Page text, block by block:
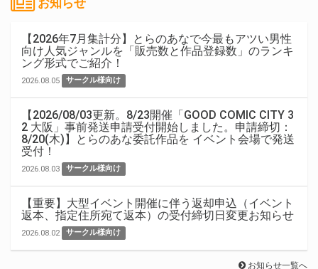
【2026年7月集計分】とらのあなで今最もアツい男性
向け人気ジャンルを「販売数と作品登録数」のランキ
ング形式でご紹介！
2026.08.05 サークル様向け
【2026/08/03更新。8/23開催「GOOD COMIC CITY 3
2 大阪」事前発送申請受付開始しました。申請締切：
8/20(木)】とらのあな委託作品を イベント会場で発送
受付！
2026.08.03 サークル様向け
【重要】大型イベント開催に伴う返却申込（イベント
返本、指定住所宛て返本）の受付締切日変更お知らせ
2026.08.02 サークル様向け
お知らせ一覧へ